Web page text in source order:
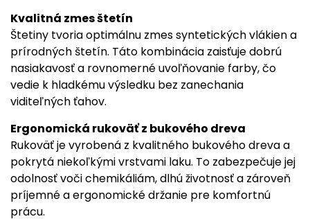
Kvalitná zmes štetín
Štetiny tvoria optimálnu zmes syntetických vlákien a
prírodných štetín. Táto kombinácia zaisťuje dobrú
nasiakavosť a rovnomerné uvoľňovanie farby, čo
vedie k hladkému výsledku bez zanechania
viditeľných ťahov.
Ergonomická rukoväť z bukového dreva
Rukoväť je vyrobená z kvalitného bukového dreva a
pokrytá niekoľkými vrstvami laku. To zabezpečuje jej
odolnosť voči chemikáliám, dlhú životnosť a zároveň
príjemné a ergonomické držanie pre komfortnú
prácu.